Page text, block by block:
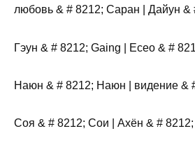
любовь & # 8212; Саран | Дайун &
Гэун & # 8212; Gaing | Есео & #
Наюн & # 8212; Наюн | видение &
Соя & # 8212; Сои | Ахён & #